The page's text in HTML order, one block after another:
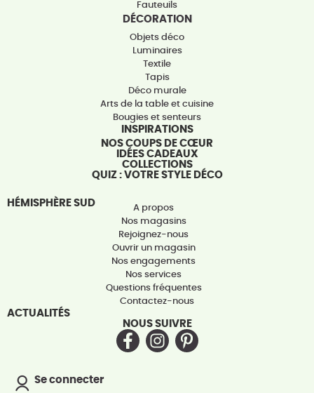
Fauteuils
DÉCORATION
Objets déco
Luminaires
Textile
Tapis
Déco murale
Arts de la table et cuisine
Bougies et senteurs
INSPIRATIONS
NOS COUPS DE CŒUR
IDÉES CADEAUX
COLLECTIONS
QUIZ : VOTRE STYLE DÉCO
HÉMISPHÈRE SUD
A propos
Nos magasins
Rejoignez-nous
Ouvrir un magasin
Nos engagements
Nos services
Questions fréquentes
Contactez-nous
ACTUALITÉS
NOUS SUIVRE
Se connecter